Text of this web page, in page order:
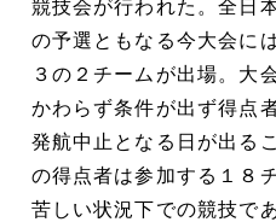
競技会が行われた。全日
の予選ともなる今大会に
３の２チームが出場。大
かわらず条件が出ず得点
発航中止となる日が出る
の得点者は参加する１８
苦しい状況下での競技で